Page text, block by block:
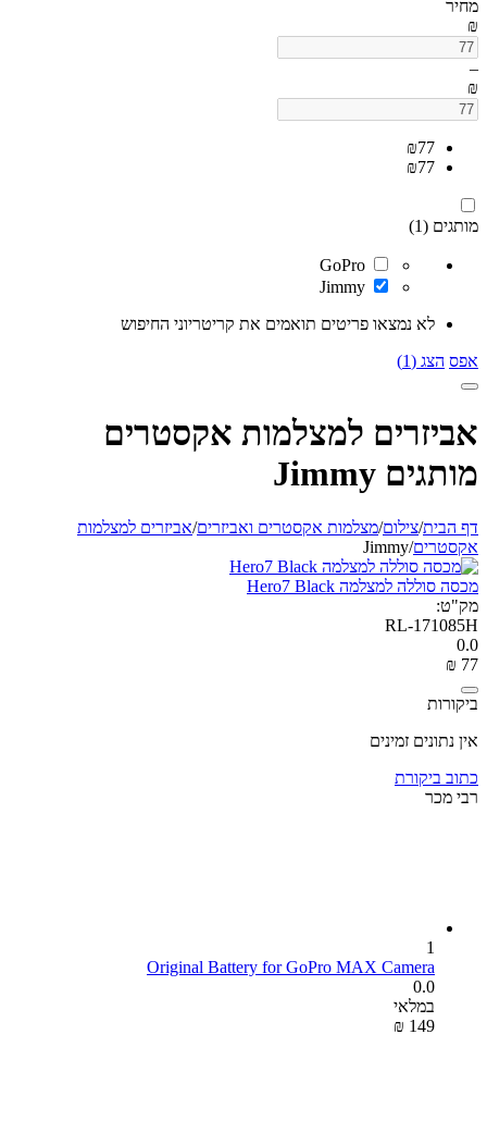
מחיר
₪
–
₪
₪77
₪77
מותגים (1)
GoPro
Jimmy
לא נמצאו פריטים תואמים את קריטריוני החיפוש
אפס הצג (1)
אביזרים למצלמות אקסטרים
מותגים Jimmy
דף הבית/צילום/מצלמות אקסטרים ואביזרים/אביזרים למצלמות
אקסטרים/
Jimmy
מכסה סוללה למצלמה Hero7 Black
מק"ט:
RL-171085H
0.0
₪ ‍77‍
ביקורות
אין נתונים זמינים
כתוב ביקורת
רבי מכר
1
Original Battery for GoPro MAX Camera
0.0
במלאי
₪ ‍149‍